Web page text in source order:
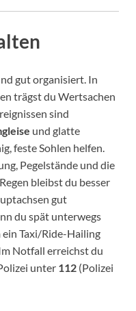
gut organisiert. In
trägst du Wertsachen
sind
und glatte
feste Sohlen helfen.
Pegelstände und die
bleibst du besser
gut
du spät unterwegs
Taxi/Ride-Hailing
Notfall erreichst du
unter 112 (Polizei